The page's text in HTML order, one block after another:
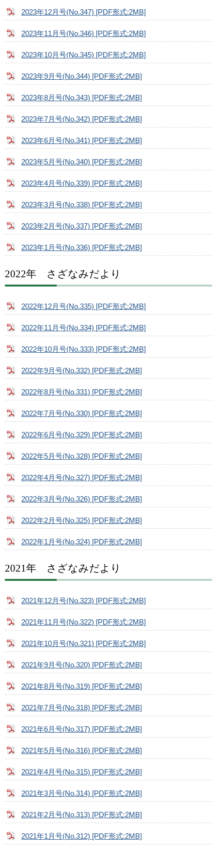
2023年12月号(No.347) [PDF形式:2MB]
2023年11月号(No.346) [PDF形式:2MB]
2023年10月号(No.345) [PDF形式:2MB]
2023年9月号(No.344) [PDF形式:2MB]
2023年8月号(No.343) [PDF形式:2MB]
2023年7月号(No.342) [PDF形式:2MB]
2023年6月号(No.341) [PDF形式:2MB]
2023年5月号(No.340) [PDF形式:2MB]
2023年4月号(No.339) [PDF形式:2MB]
2023年3月号(No.338) [PDF形式:2MB]
2023年2月号(No.337) [PDF形式:2MB]
2023年1月号(No.336) [PDF形式:2MB]
2022年 さざなみだより
2022年12月号(No.335) [PDF形式:2MB]
2022年11月号(No.334) [PDF形式:2MB]
2022年10月号(No.333) [PDF形式:2MB]
2022年9月号(No.332) [PDF形式:2MB]
2022年8月号(No.331) [PDF形式:2MB]
2022年7月号(No.330) [PDF形式:2MB]
2022年6月号(No.329) [PDF形式:2MB]
2022年5月号(No.328) [PDF形式:2MB]
2022年4月号(No.327) [PDF形式:2MB]
2022年3月号(No.326) [PDF形式:2MB]
2022年2月号(No.325) [PDF形式:2MB]
2022年1月号(No.324) [PDF形式:2MB]
2021年 さざなみだより
2021年12月号(No.323) [PDF形式:2MB]
2021年11月号(No.322) [PDF形式:2MB]
2021年10月号(No.321) [PDF形式:2MB]
2021年9月号(No.320) [PDF形式:2MB]
2021年8月号(No.319) [PDF形式:2MB]
2021年7月号(No.318) [PDF形式:2MB]
2021年6月号(No.317) [PDF形式:2MB]
2021年5月号(No.316) [PDF形式:2MB]
2021年4月号(No.315) [PDF形式:2MB]
2021年3月号(No.314) [PDF形式:2MB]
2021年2月号(No.313) [PDF形式:2MB]
2021年1月号(No.312) [PDF形式:2MB]